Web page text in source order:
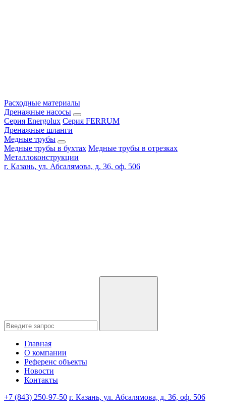
Расходные материалы
Дренажные насосы
Серия Energolux Серия FERRUM
Дренажные шланги
Медные трубы
Медные трубы в бухтах Медные трубы в отрезках
Металлоконструкции
г. Казань, ул. Абсалямова, д. 36, оф. 506
Главная
О компании
Референс объекты
Новости
Контакты
+7 (843) 250-97-50 г. Казань, ул. Абсалямова, д. 36, оф. 506